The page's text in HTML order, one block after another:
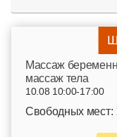
Mассаж
массаж тела
10.08 10:00-17:00
Свободных мест: